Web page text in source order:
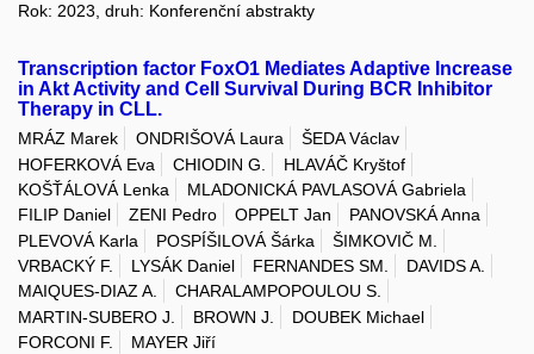
Rok: 2023, druh: Konferenční abstrakty
Transcription factor FoxO1 Mediates Adaptive Increase
in Akt Activity and Cell Survival During BCR Inhibitor
Therapy in CLL.
MRÁZ Marek ONDRIŠOVÁ Laura
ŠEDA Václav
HOFERKOVÁ Eva
CHIODIN G.
HLAVÁČ Kryštof
KOŠŤÁLOVÁ Lenka
MLADONICKÁ PAVLASOVÁ Gabriela
FILIP Daniel
ZENI Pedro OPPELT Jan
PANOVSKÁ Anna
PLEVOVÁ Karla
POSPÍŠILOVÁ Šárka
ŠIMKOVIČ M.
VRBACKÝ F.
LYSÁK Daniel FERNANDES SM.
DAVIDS A.
MAIQUES-DIAZ A.
CHARALAMPOPOULOU S.
MARTIN-SUBERO J.
BROWN J.
DOUBEK Michael
FORCONI F.
MAYER Jiří